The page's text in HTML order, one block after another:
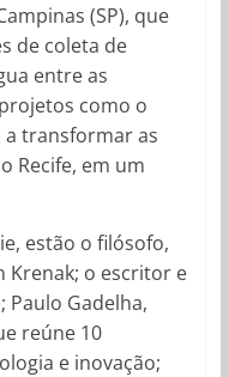
(SP), que
de coleta de
entre as
como o
a transformar as
Recife, em um
estão o filósofo,
Krenak; o escritor e
Paulo Gadelha,
reúne 10
e inovação;